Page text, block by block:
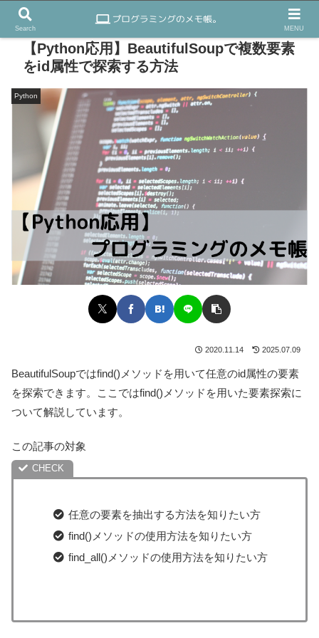
【Python応用】BeautifulSoupで複数要素
をid属性で探索する方法
Python
2020.11.14 2025.07.09
BeautifulSoupではfind()メソッドを用いて任意のid属性の要素
を探索できます。ここではfind()メソッドを用いた要素探索に
ついて解説しています。
この記事の対象
任意の要素を抽出する方法を知りたい方
find()メソッドの使用方法を知りたい方
find_all()メソッドの使用方法を知りたい方
Search MENU